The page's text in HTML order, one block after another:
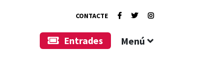
CONTACTE
Entrades Menú